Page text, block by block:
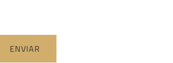
ENVIAR